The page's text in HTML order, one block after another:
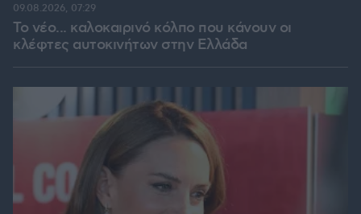
Το νέο... καλοκαιρινό κόλπο που κάνουν οι
κλέφτες αυτοκινήτων στην Ελλάδα
09.08.2026, 07:29